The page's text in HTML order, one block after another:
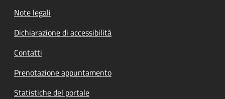
Note legali
Dichiarazione di accessibilità
Contatti
Prenotazione appuntamento
Statistiche del portale